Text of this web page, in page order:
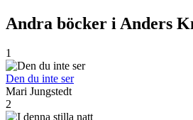
Andra böcker i Anders
1
Den du inte ser
Mari Jungstedt
2